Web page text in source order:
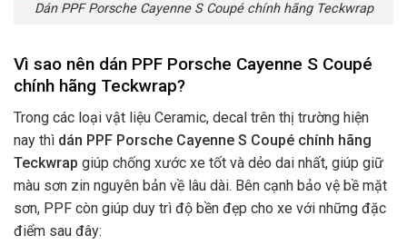
Dán PPF Porsche Cayenne S Coupé chính hãng Teckwrap
Vì sao nên dán PPF Porsche Cayenne S Coupé
chính hãng Teckwrap?
Trong các loại vật liệu Ceramic, decal trên thị trường hiện
nay thì dán PPF Porsche Cayenne S Coupé chính hãng
Teckwrap giúp chống xước xe tốt và dẻo dai nhất, giúp giữ
màu sơn zin nguyên bản về lâu dài. Bên cạnh bảo vệ bề mặt
sơn, PPF còn giúp duy trì độ bền đẹp cho xe với những đặc
điểm sau đây: